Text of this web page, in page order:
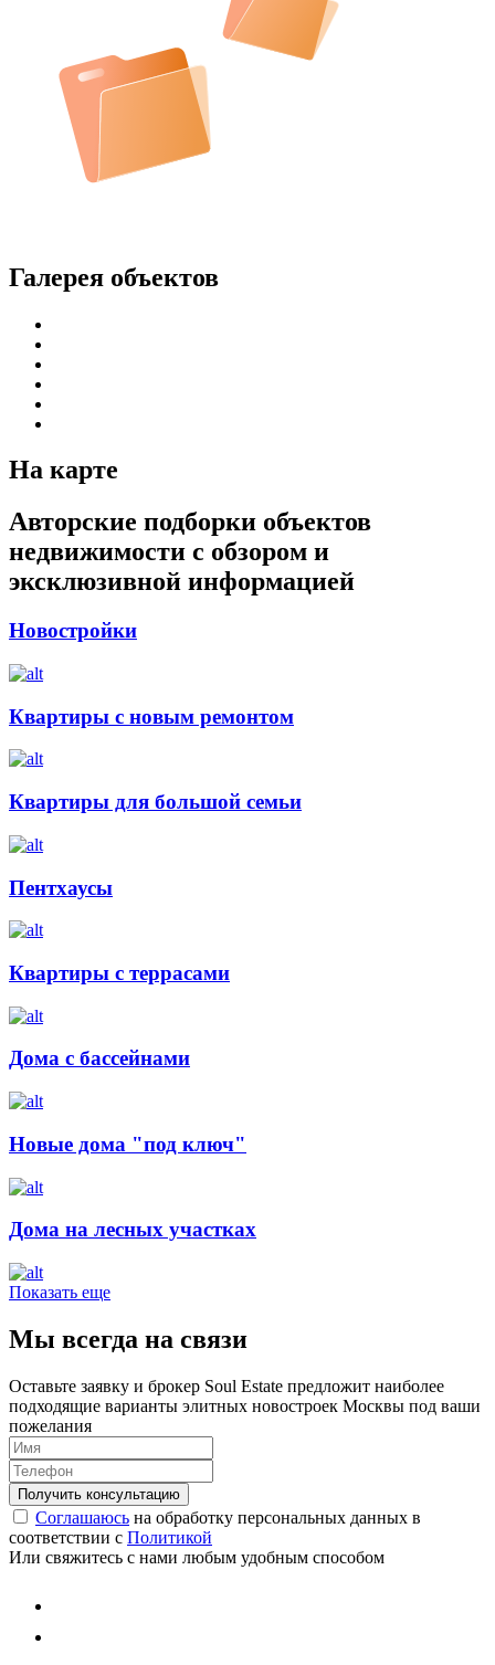
Галерея объектов
На карте
Авторские подборки объектов
недвижимости с обзором и
эксклюзивной информацией
Новостройки
Квартиры с новым ремонтом
Квартиры для большой семьи
Пентхаусы
Квартиры с террасами
Дома с бассейнами
Новые дома "под ключ"
Дома на лесных участках
Показать еще
Мы всегда на связи
Оставьте заявку и брокер Soul Estate предложит наиболее
подходящие варианты элитных новостроек Москвы под ваши
пожелания
Соглашаюсь на обработку персональных данных в
соответствии с Политикой
Или свяжитесь с нами любым удобным способом